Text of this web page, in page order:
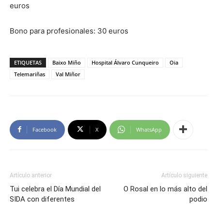
euros
Bono para profesionales: 30 euros
ETIQUETAS Baixo Miño Hospital Álvaro Cunqueiro
Oia
Telemariñas
Val Miñor
Facebook X WhatsApp
Artículo anterior
Tui celebra el Día Mundial del
SIDA con diferentes
Artículo siguiente
O Rosal en lo más alto del
podio